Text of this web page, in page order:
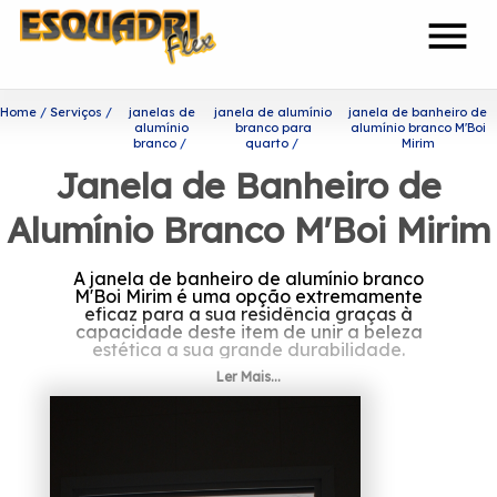
menu
Home Serviços
janelas de
alumínio
branco
janela de alumínio
branco para
quarto
janela de banheiro de
alumínio branco M'Boi
Mirim
Janela de Banheiro de
Alumínio Branco M'Boi Mirim
A janela de banheiro de alumínio branco
M'Boi Mirim é uma opção extremamente
eficaz para a sua residência graças à
capacidade deste item de unir a beleza
estética a sua grande durabilidade.
Onde encontrar janela de
Prezando por trabalhar sempre com os seus
Ler Mais...